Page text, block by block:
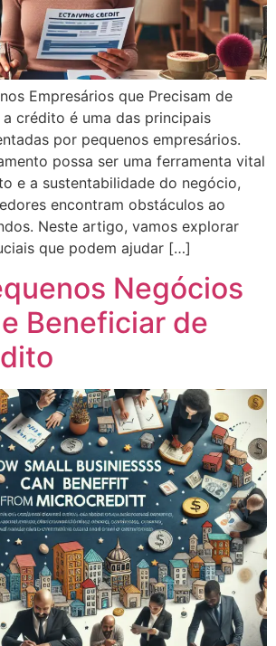
Empresários que Precisam de
crédito é uma das principais
por pequenos empresários.
possa ser uma ferramenta vital
e a sustentabilidade do negócio,
encontram obstáculos ao
Neste artigo, vamos explorar
que podem ajudar […]
Negócios
Beneficiar de